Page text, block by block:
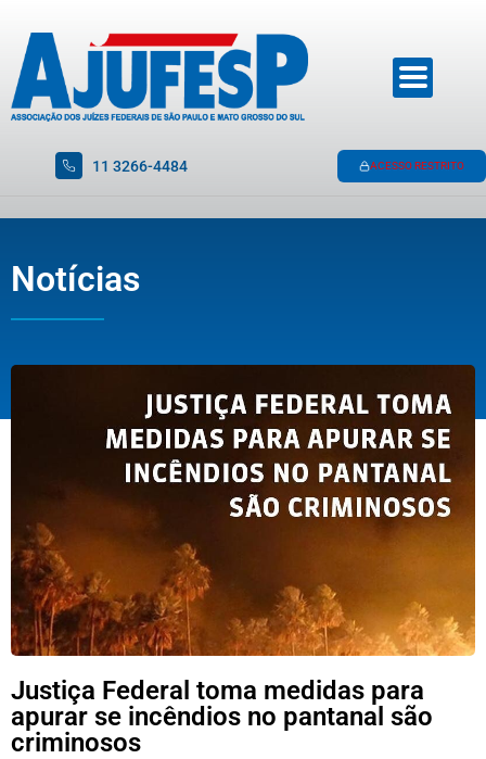
11 3266-4484 ACESSO RESTRITO
Notícias
Justiça Federal toma medidas para
apurar se incêndios no pantanal são
criminosos